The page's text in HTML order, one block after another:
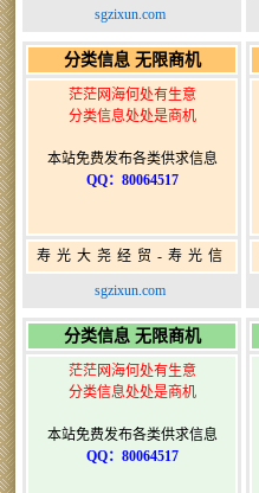
息网-免费信息发布网-
sgzixun.com
分类信息 无限商机
茫茫网海何处有生意
分类信息处处是商机
本站免费发布各类供求信息
QQ：80064517
寿光大尧经贸-寿光信
息网-免费信息发布网-
sgzixun.com
分类信息 无限商机
茫茫网海何处有生意
分类信息处处是商机
本站免费发布各类供求信息
QQ：80064517